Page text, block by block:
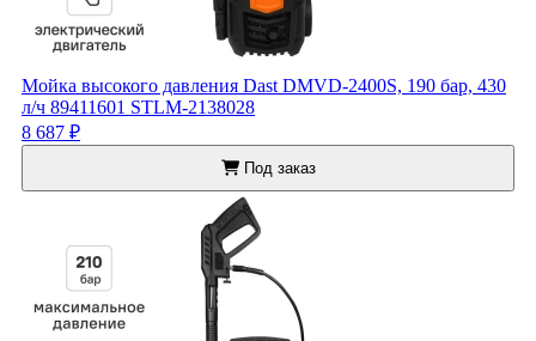
Мойка высокого давления Dast DMVD-2400S, 190 бар, 430
л/ч 89411601 STLM-2138028
8 687 ₽
Под заказ